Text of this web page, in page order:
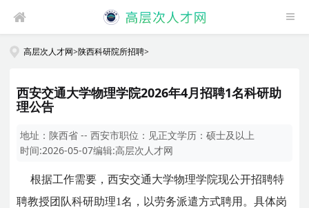
高层次人才网>陕西科研院所招聘>
西安交通大学物理学院2026年4月招聘1名科研助
理公告
地址：陕西省 -- 西安市职位： 见正文学历：硕士及以上
时间:2026-05-07编辑:高层次人才网
根据工作需要，西安交通大学物理学院现公开招聘特
聘教授团队科研助理1名，以劳务派遣方式聘用。具体岗